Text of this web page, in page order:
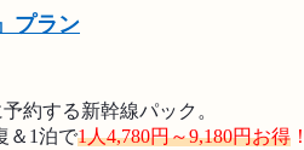
プラン
約する新幹線パック。
＆1泊で1人4,780円～9,180円お得 ！